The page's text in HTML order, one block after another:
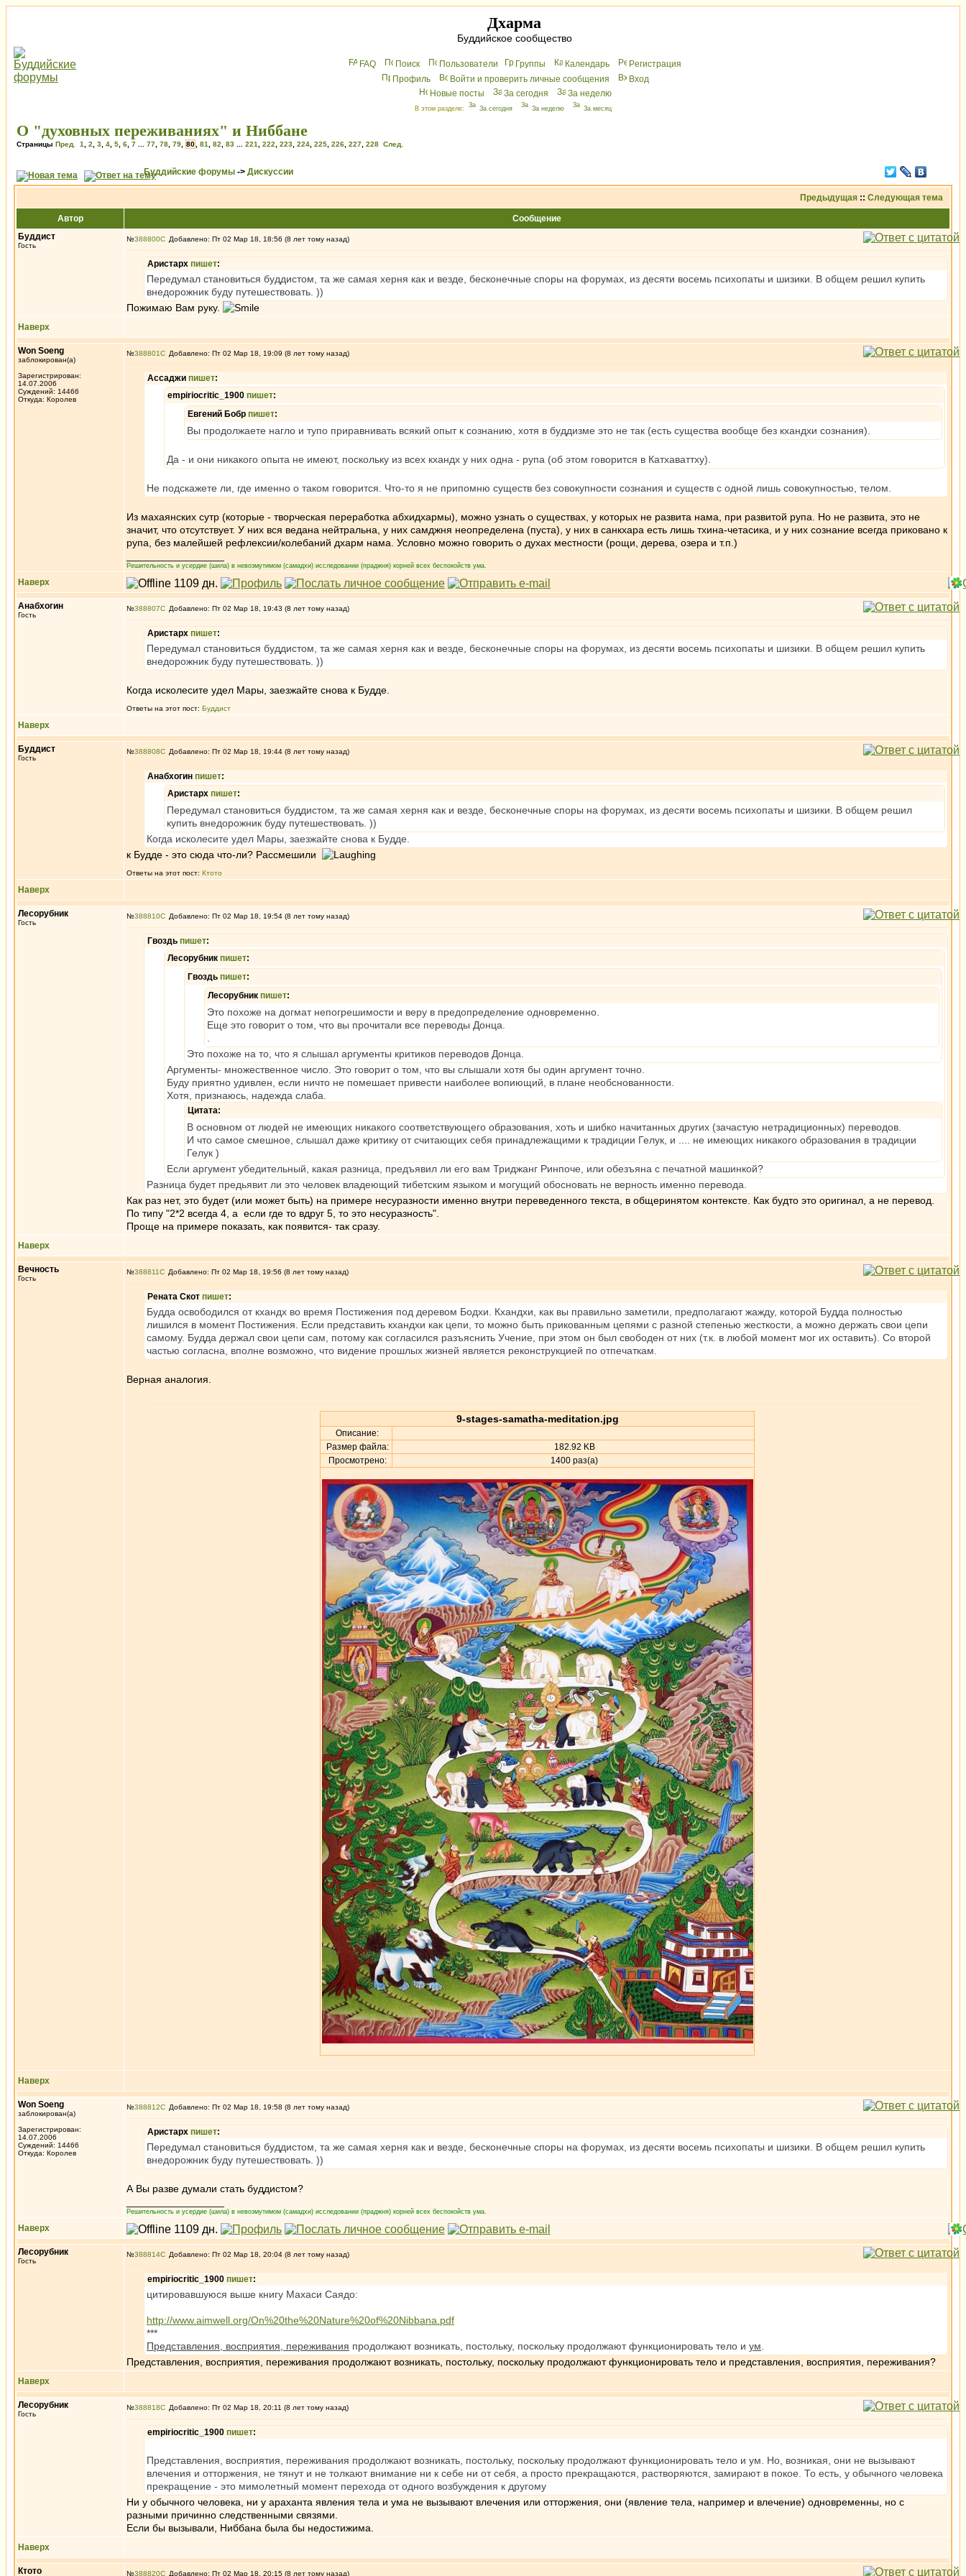
Дхарма
Буддийское сообщество
FAQ Поиск Пользователи Группы Календарь
Peгиcтрaция
Профиль
Войти и проверить личные сообщения
Вхoд
Новые посты
За сегодня За неделю
В этом разделе: За сегодня За неделю За месяц
О "духовных переживаниях" и Ниббане
Страницы Пред. 1 2 3 4 5 6 7 77 78 79 80 81 82 83 221 222 223 224 225 226 227 228 След.
Буддийские форумы -> Дискуссии
Предыдущая :: Следующая тема
Автор
Сообщение
Буддист
Гость
№388800 Добавлено: Пт 02 Мар 18, 18:56 (8 лет тому назад)
Аристарх пишет:
Передумал становиться буддистом, та же самая херня как и везде, бесконечные споры на форумах, из десяти восемь психопаты и шизики. В общем решил купить
внедорожник буду путешествовать. ))
Пожимаю Вам руку.
Наверх
Won Soeng
заблокирован(а)
Зарегистрирован:
14.07.2006
Суждений: 14466
Откуда: Королев
№388801 Добавлено: Пт 02 Мар 18, 19:09 (8 лет тому назад)
Ассаджи пишет:
empiriocritic_1900 пишет:
Евгений Бобр пишет:
Вы продолжаете нагло и тупо приравнивать всякий опыт к сознанию, хотя в буддизме это не так (есть существа вообще без кхандхи сознания).
Да - и они никакого опыта не имеют, поскольку из всех кхандх у них одна - рупа (об этом говорится в Катхаваттху).
Не подскажете ли, где именно о таком говорится. Что-то я не припомню существ без совокупности сознания и существ с одной лишь совокупностью, телом.
Из махаянских сутр (которые - творческая переработка абхидхармы), можно узнать о существах, у которых не развита нама, при развитой рупа. Но не развита, это не
значит, что отсутствует. У них вся ведана нейтральна, у них самджня неопределена (пуста), у них в санкхара есть лишь тхина-четасика, и у них сознание всегда приковано к
рупа, без малейшей рефлексии/колебаний дхарм нама. Условно можно говорить о духах местности (рощи, дерева, озера и т.п.)
Решительность и усердие (шила) в невозмутимом (самадхи) исследовании (праджня) корней всех беспокойств ума.
Наверх
Анабхогин
Гость
№388807 Добавлено: Пт 02 Мар 18, 19:43 (8 лет тому назад)
Аристарх пишет:
Передумал становиться буддистом, та же самая херня как и везде, бесконечные споры на форумах, из десяти восемь психопаты и шизики. В общем решил купить
внедорожник буду путешествовать. ))
Когда исколесите удел Мары, заезжайте снова к Будде.
Ответы на этот пост: Буддист
Наверх
Буддист
Гость
№388808 Добавлено: Пт 02 Мар 18, 19:44 (8 лет тому назад)
Анабхогин пишет:
Аристарх пишет:
Передумал становиться буддистом, та же самая херня как и везде, бесконечные споры на форумах, из десяти восемь психопаты и шизики. В общем решил
купить внедорожник буду путешествовать. ))
Когда исколесите удел Мары, заезжайте снова к Будде.
к Будде - это сюда что-ли? Рассмешили
Ответы на этот пост: Ктото
Наверх
Лесорубник
Гость
№388810 Добавлено: Пт 02 Мар 18, 19:54 (8 лет тому назад)
Гвоздь пишет:
Лесорубник пишет:
Гвоздь пишет:
Лесорубник пишет:
Это похоже на догмат непогрешимости и веру в предопределение одновременно.
Еще это говорит о том, что вы прочитали все переводы Донца.
Это похоже на то, что я слышал аргументы критиков переводов Донца.
Аргументы- множественное число. Это говорит о том, что вы слышали хотя бы один аргумент точно.
Буду приятно удивлен, если ничто не помешает привести наиболее вопиющий, в плане необснованности.
Хотя, признаюсь, надежда слаба.
Цитата:
В основном от людей не имеющих никакого соответствующего образования, хоть и шибко начитанных других (зачастую нетрадиционных) переводов.
И что самое смешное, слышал даже критику от считающих себя принадлежащими к традиции Гелук, и .... не имеющих никакого образования в традиции
Гелук )
Если аргумент убедительный, какая разница, предъявил ли его вам Триджанг Ринпоче, или обезъяна с печатной машинкой?
Разница будет предьявит ли это человек владеющий тибетским языком и могущий обосновать не верность именно перевода.
Как раз нет, это будет (или может быть) на примере несуразности именно внутри переведенного текста, в общеринятом контексте. Как будто это оригинал, а не перевод.
По типу "2*2 всегда 4, а если где то вдруг 5, то это несуразность".
Проще на примере показать, как появится- так сразу.
Наверх
Вечность
Гость
№388811 Добавлено: Пт 02 Мар 18, 19:56 (8 лет тому назад)
Рената Скот пишет:
Будда освободился от кхандх во время Постижения под деревом Бодхи. Кхандхи, как вы правильно заметили, предполагают жажду, которой Будда полностью
лишился в момент Постижения. Если представить кхандхи как цепи, то можно быть прикованным цепями с разной степенью жесткости, а можно держать свои цепи
самому. Будда держал свои цепи сам, потому как согласился разъяснить Учение, при этом он был свободен от них (т.к. в любой момент мог их оставить). Со второй
частью согласна, вполне возможно, что видение прошлых жизней является реконструкцией по отпечаткам.
Верная аналогия.
9-stages-samatha-meditation.jpg
Описание:
Размер файла:
182.92 KB
Просмотрено:
1400 раз(а)
Наверх
Won Soeng
заблокирован(а)
Зарегистрирован:
14.07.2006
Суждений: 14466
Откуда: Королев
№388812 Добавлено: Пт 02 Мар 18, 19:58 (8 лет тому назад)
Аристарх пишет:
Передумал становиться буддистом, та же самая херня как и везде, бесконечные споры на форумах, из десяти восемь психопаты и шизики. В общем решил купить
внедорожник буду путешествовать. ))
А Вы разве думали стать буддистом?
Решительность и усердие (шила) в невозмутимом (самадхи) исследовании (праджня) корней всех беспокойств ума.
Наверх
Лесорубник
Гость
№388814 Добавлено: Пт 02 Мар 18, 20:04 (8 лет тому назад)
empiriocritic_1900 пишет:
цитировавшуюся выше книгу Махаси Саядо:
http://www.aimwell.org/On%20the%20Nature%20of%20Nibbana.pdf
***
Представления, восприятия, переживания продолжают возникать, постольку, поскольку продолжают функционировать тело и ум
Представления, восприятия, переживания продолжают возникать, постольку, поскольку продолжают функционировать тело и представления, восприятия, переживания?
Наверх
Лесорубник
Гость
№388818 Добавлено: Пт 02 Мар 18, 20:11 (8 лет тому назад)
empiriocritic_1900 пишет:
Представления, восприятия, переживания продолжают возникать, постольку, поскольку продолжают функционировать тело и ум. Но, возникая, они не вызывают
влечения и отторжения, не тянут и не толкают внимание ни к себе ни от себя, а просто прекращаются, растворяются, замирают в покое. То есть, у обычного человека
прекращение - это мимолетный момент перехода от одного возбуждения к другому
Ни у обычного человека, ни у араханта явления тела и ума не вызывают влечения или отторжения, они (явление тела, например и влечение) одновременны, но с
разными причинно следственными связями.
Если бы вызывали, Ниббана была бы недостижима.
Наверх
Ктото №388820 Добавлено: Пт 02 Мар 18, 20:15 (8 лет тому назад)